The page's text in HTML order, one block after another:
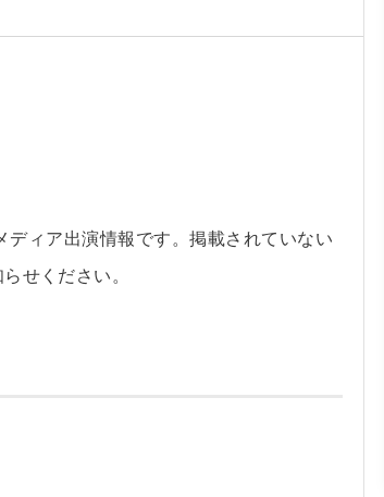
ィア出演情報です。掲載されていない
せください。